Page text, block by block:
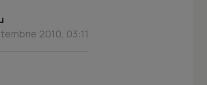
2010, 03:11